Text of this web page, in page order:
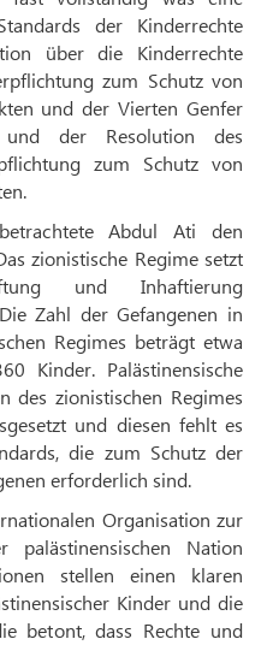
der Kinderrechte
über die Kinderrechte
zum Schutz von
und der Vierten Genfer
der Resolution des
zum Schutz von
Abdul Ati den
zionistische Regime setzt
und Inhaftierung
Zahl der Gefangenen in
Regimes beträgt etwa
Kinder. Palästinensische
des zionistischen Regimes
und diesen fehlt es
die zum Schutz der
erforderlich sind.
Organisation zur
Nation
stellen einen klaren
Kinder und die
betont, dass Rechte und